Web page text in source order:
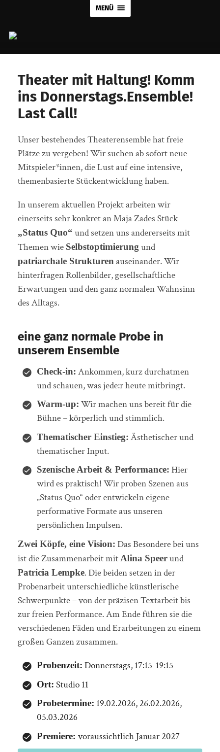
MENÜ
5AD3-4040-A315-
Theater mit Haltung! Komm
ins Donnerstags.Ensemble!
Last Call!
Unser bestehendes Theaterensemble hat freie
Plätze zu vergeben! Wir suchen ab sofort neue
Mitspieler*innen, die Lust auf eine intensive,
themenbasierte Stückentwicklung haben.
In unserem aktuellen Projekt arbeiten wir
einerseits sehr konkret an Maja Zades Stück
„Status Quo“ und setzen uns andererseits mit
Themen wie Selbstoptimierungund
patriarchale Strukturenauseinander. Wir
hinterfragen Rollenbilder, gesellschaftliche
Erwartungen und den ganz normalen Wahnsinn
des Alltags.
eine ganz normale Probe in
unserem Ensemble
Check-in: Ankommen, kurz durchatmen
und schauen, was jede:r heute mitbringt.
Warm-up: Wir machen uns bereit für die
Bühne – körperlich und stimmlich.
Thematischer Einstieg: Ästhetischer und
thematischer Input.
Szenische Arbeit & Performance: Hier
wird es praktisch! Wir proben Szenen aus
„Status Quo“ oder entwickeln eigene
performative Formate aus unseren
persönlichen Impulsen.
Zwei Köpfe, eine Vision: Das Besondere bei uns
ist die Zusammenarbeit mit Alina Speerund
Patricia Lempke. Die beiden setzen in der
Probenarbeit unterschiedliche künstlerische
Schwerpunkte – von der präzisen Textarbeit bis
zur freien Performance. Am Ende führen sie die
verschiedenen Fäden und Erarbeitungen zu einem
großen Ganzen zusammen.
Probenzeit: Donnerstags, 17:15-19:15
Ort: Studio 11
Probetermine: 19.02.2026, 26.02.2026,
05.03.2026
Premiere: voraussichtlich Januar 2027